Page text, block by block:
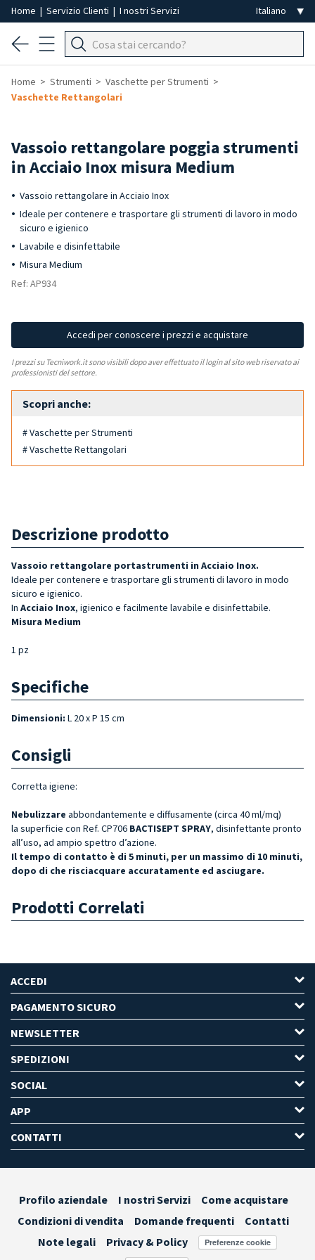
Home | Servizio Clienti | I nostri Servizi
Home Strumenti
Vaschette per Strumenti
Vaschette Rettangolari
Vassoio rettangolare poggia strumenti
in Acciaio Inox misura Medium
Vassoio rettangolare in Acciaio Inox
Ideale per contenere e trasportare gli strumenti di lavoro in modo
sicuro e igienico
Lavabile e disinfettabile
Misura Medium
Ref: AP934
Accedi per conoscere i prezzi e acquistare
I prezzi su Tecniwork.it sono visibili dopo aver effettuato il login al sito web riservato ai
professionisti del settore.
Scopri anche:
# Vaschette per Strumenti
# Vaschette Rettangolari
Descrizione prodotto
Vassoio rettangolare portastrumenti in Acciaio Inox.
Ideale per contenere e trasportare gli strumenti di lavoro in modo
sicuro e igienico.
In Acciaio Inox, igienico e facilmente lavabile e disinfettabile.
Misura Medium
1 pz
Specifiche
Dimensioni: L 20 x P 15 cm
Consigli
Corretta igiene:
Nebulizzare abbondantemente e diffusamente (circa 40 ml/mq)
la superficie con Ref. CP706 BACTISEPT SPRAY, disinfettante pronto
all’uso, ad ampio spettro d’azione.
Il tempo di contatto è di 5 minuti, per un massimo di 10 minuti,
dopo di che risciacquare accuratamente ed asciugare.
Prodotti Correlati
ACCEDI
PAGAMENTO SICURO
NEWSLETTER
SPEDIZIONI
SOCIAL
APP
CONTATTI
Profilo aziendale I nostri Servizi
Come acquistare
Condizioni di vendita
Domande frequenti
Contatti
Note legali
Privacy & Policy Preferenze cookie